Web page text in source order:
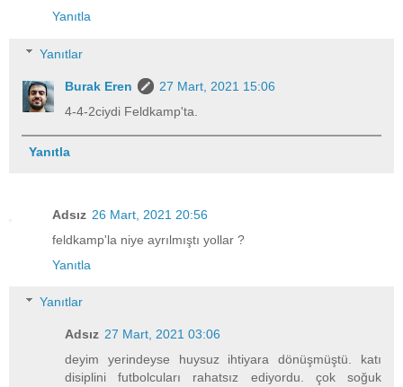
Yanıtla
Yanıtlar
Burak Eren
27 Mart, 2021 15:06
4-4-2ciydi Feldkamp'ta.
Yanıtla
Adsız 26 Mart, 2021 20:56
feldkamp'la niye ayrılmıştı yollar ?
Yanıtla
Yanıtlar
Adsız 27 Mart, 2021 03:06
deyim yerindeyse huysuz ihtiyara dönüşmüştü. katı
disiplini futbolcuları rahatsız ediyordu. çok soğuk